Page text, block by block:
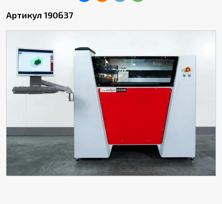
Артикул 190637